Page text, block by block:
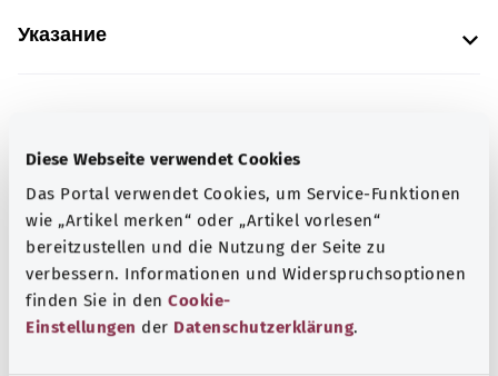
Diese Webseite verwendet Cookies
Das Portal verwendet Cookies, um Service-Funktionen
wie „Artikel merken“ oder „Artikel vorlesen“
bereitzustellen und die Nutzung der Seite zu
verbessern. Informationen und Widerspruchsoptionen
finden Sie in den Cookie-
Einstellungen der Datenschutzerklärung.
Указание
Предоставлено некоммерческой организацией Was
hab’ ich? GmbH по поручению Bundesministerium für
Gesundheit (BMG, Федеральное министерство
здравоохранения).
Для хорошей осведомленности